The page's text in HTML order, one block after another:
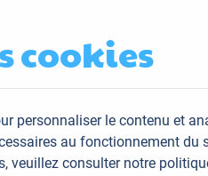
cookies
personnaliser le contenu et
au fonctionnement
veuillez consulter notre